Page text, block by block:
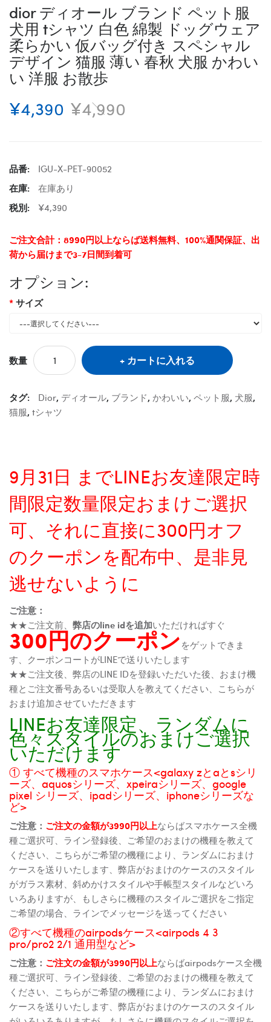
dior ディオール ブランド ペット服
犬用 tシャツ 白色 綿製 ドッグウェア
柔らかい 仮バッグ付き スペシャル
デザイン 猫服 薄い 春秋 犬服 かわい
い 洋服 お散歩
¥4,390 ¥4,990
品番:
IGU-X-PET-90052
在庫:
在庫あり
税別:
¥4,390
ご注文合計：8990円以上ならば送料無料、100%通関保証、出
荷から届けまで3-7日間到着可
オプション:
サイズ
数量 カートに入れる
タグ: Dior, ディオール, ブランド, かわいい, ペット服, 犬服,
猫服, tシャツ
9月31日 までLINEお友達限定時
間限定数量限定おまけご選択
可、それに直接に300円オフ
のクーポンを配布中、是非見
逃せないように
ご注意：
★★ご注文前、 弊店のline idを追加いただければすぐ
300円のクーポンをゲットできま
す、クーポンコートがLINEで送りいたします
★★ご注文後、弊店のLINE IDを登録いただいた後、おまけ機
種とご注文番号あるいは受取人を教えてください、こちらが
おまけ追加させていただきます
LINEお友達限定、ランダムに
色々スタイルのおまけご選択
いただけます
① すべて機種のスマホケース<galaxy zとaとsシリ
ーズ、aquosシリーズ、xpeiraシリーズ、google
pixel シリーズ、ipadシリーズ、iphoneシリーズな
ど>
ご注意： ご注文の金額が3990円以上ならばスマホケース全機
種ご選択可、ライン登録後、ご希望のおまけの機種を教えて
ください、こちらがご希望の機種により、ランダムにおまけ
ケースを送りいたします、弊店がおまけのケースのスタイル
がガラス素材、斜めかけスタイルや手帳型スタイルなどいろ
いろありますが、もしさらに機種のスタイルご選択をご指定
ご希望の場合、ラインでメッセージを送ってください
②すべて機種のairpodsケース<airpods 4 3
pro/pro2 2/1 通用型など>
ご注意： ご注文の金額が3990円以上ならばairpodsケース全機
種ご選択可、ライン登録後、ご希望のおまけの機種を教えて
ください、こちらがご希望の機種により、ランダムにおまけ
ケースを送りいたします、弊店がおまけのケースのスタイル